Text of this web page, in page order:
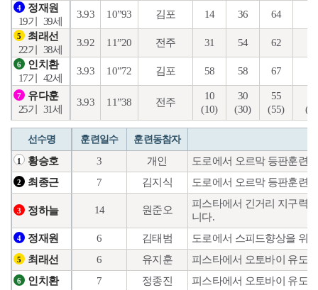
4
정재원
19기
39세
3.93 10”93 김포 14 36 64
5
최래선
22기
38세
3.92 11”20 전주 31 54 62
6
인치환
17기
42세
3.93 10”72 김포 58 58 67
7
유다훈
25기
31세
3.93 11”38 전주
10
(10)
30
(30)
55
(55)
선수명 훈련일수 훈련동참자
1 황승호 3 개인 도로에서 오르막 등판훈련
2 최종근 7 김지식 도로에서 오르막 등판훈련
3 정하늘 14 원준오
피스타에서 긴거리 지구력
니다.
4 정재원 6 김태범 도로에서 스피드향상을 위
5 최래선 6 유지훈 피스타에서 오토바이 유도
6 인치환 7 정종진 피스타에서 오토바이 유도